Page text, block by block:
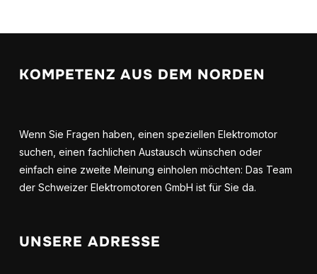
KOMPETENZ AUS DEM NORDEN
Wenn Sie Fragen haben, einen speziellen Elektromotor
suchen, einen fachlichen Austausch wünschen oder
einfach eine zweite Meinung einholen möchten: Das Team
der Schweizer Elektromotoren GmbH ist für Sie da.
UNSERE ADRESSE